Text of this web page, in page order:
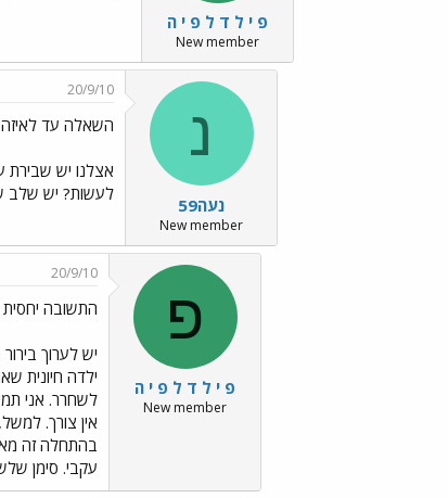
פ י ל ד ל פ י ה
New member
נ
נעה59
New member
20/9/10
השאלה עד לאיזה
לעשות? יש שלב
פ
פ י ל ד ל פ י ה
New member
20/9/10
התשובה
יש לערוך
ילדה חיונית
לשחרר. אני
עקבי. סימן